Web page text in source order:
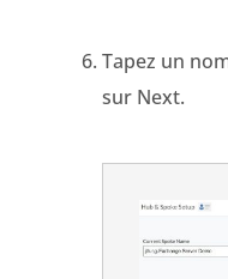
Tapez un
sur Next.